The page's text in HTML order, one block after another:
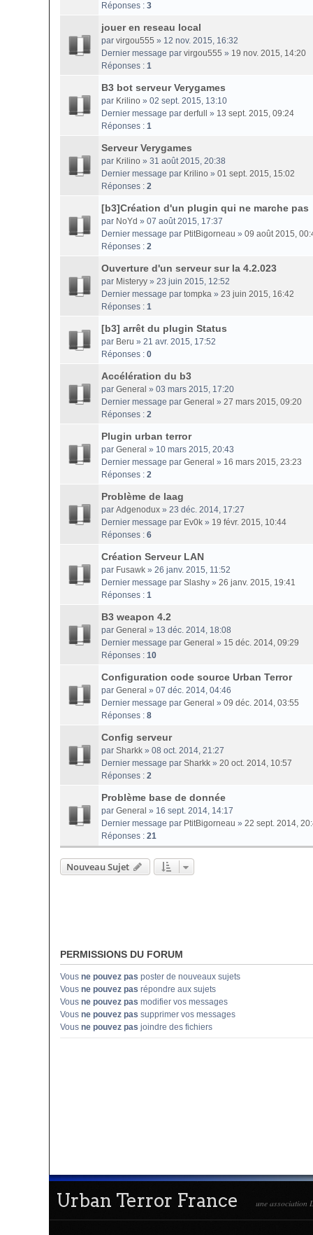
Réponses : 3
jouer en reseau local
par virgou555 » 12 nov. 2015, 16:32
Dernier message par virgou555 » 19 nov. 2015, 14:20
Réponses : 1
B3 bot serveur Verygames
par Krilino » 02 sept. 2015, 13:10
Dernier message par derfull » 13 sept. 2015, 09:24
Réponses : 1
Serveur Verygames
par Krilino » 31 août 2015, 20:38
Dernier message par Krilino » 01 sept. 2015, 15:02
Réponses : 2
[b3]Création d'un plugin qui ne marche pas
par NoYd » 07 août 2015, 17:37
Dernier message par PtitBigorneau » 09 août 2015,
Réponses : 2
Ouverture d'un serveur sur la 4.2.023
par Misteryy » 23 juin 2015, 12:52
Dernier message par tompka » 23 juin 2015, 16:42
Réponses : 1
[b3] arrêt du plugin Status
par Beru » 21 avr. 2015, 17:52
Réponses : 0
Accélération du b3
par General » 03 mars 2015, 17:20
Dernier message par General » 27 mars 2015, 09:20
Réponses : 2
Plugin urban terror
par General » 10 mars 2015, 20:43
Dernier message par General » 16 mars 2015, 23:23
Réponses : 2
Problème de laag
par Adgenodux » 23 déc. 2014, 17:27
Dernier message par Ev0k » 19 févr. 2015, 10:44
Réponses : 6
Création Serveur LAN
par Fusawk » 26 janv. 2015, 11:52
Dernier message par Slashy » 26 janv. 2015, 19:41
Réponses : 1
B3 weapon 4.2
par General » 13 déc. 2014, 18:08
Dernier message par General » 15 déc. 2014, 09:29
Réponses : 10
Configuration code source Urban Terror
par General » 07 déc. 2014, 04:46
Dernier message par General » 09 déc. 2014, 03:55
Réponses : 8
Config serveur
par Sharkk » 08 oct. 2014, 21:27
Dernier message par Sharkk » 20 oct. 2014, 10:57
Réponses : 2
Problème base de donnée
par General » 16 sept. 2014, 14:17
Dernier message par PtitBigorneau » 22 sept. 2014,
Réponses : 21
Nouveau Sujet
PERMISSIONS DU FORUM
Vous ne pouvez pas poster de nouveaux sujets
Vous ne pouvez pas répondre aux sujets
Vous ne pouvez pas modifier vos messages
Vous ne pouvez pas supprimer vos messages
Vous ne pouvez pas joindre des fichiers
Urban Terror France une association